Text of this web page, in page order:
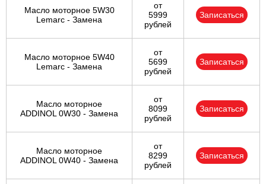
Масло моторное 5W30
Lemarc - Замена
от
5999
рублей
Записаться
Масло моторное 5W40
Lemarc - Замена
от
5699
рублей
Записаться
Масло моторное
ADDINOL 0W30 - Замена
от
8099
рублей
Записаться
Масло моторное
ADDINOL 0W40 - Замена
от
8299
рублей
Записаться